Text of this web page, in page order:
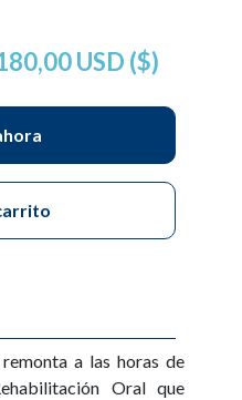
USD ($)
a las horas de
Oral que